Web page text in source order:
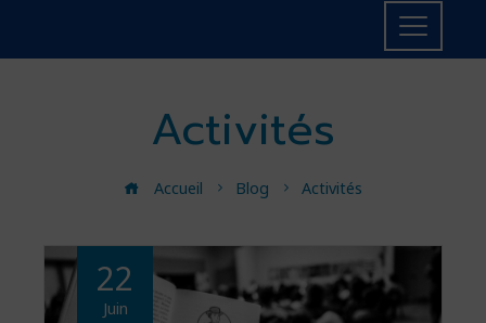
Activités
Accueil Blog Activités
22
Juin